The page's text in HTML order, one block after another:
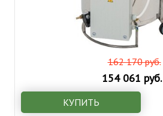
154 061 руб.
162 170 руб.
КУПИТЬ